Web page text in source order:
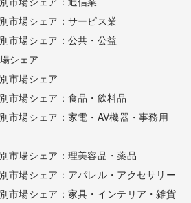
場シェア：サービス業
場シェア：公共・公益
シェア
場シェア
場シェア：食品・飲料品
場シェア：家電・AV機器・事務用
場シェア：理美容品・薬品
場シェア：アパレル・アクセサリー
場シェア：家具・インテリア・雑貨